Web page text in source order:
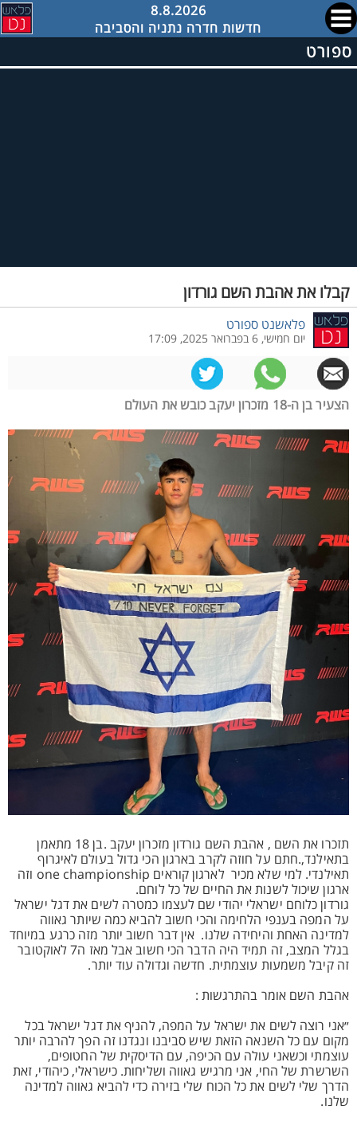
8.8.2026
חדשות חדרה נתניה והסביבה
ספורט
קבלו את אהבת השם גורדון
פלאשנט ספורט
יום חמישי, 6 בפברואר 2025, 17:09
הצעיר בן ה-18 מזכרון יעקב כובש את העולם
תזכרו את השם , אהבת השם גורדון מזכרון יעקב .בן 18 מתאמן
בתאילנד,.חתם על חוזה לקרב בארגון הכי גדול בעולם לאיגרוף
תאילנדי. למי שלא מכיר לארגון קוראים one championship וזה
ארגון שיכול לשנות את החיים של כל לוחם.
גורדון כלוחם ישראלי יהודי שם לעצמו כמטרה לשים את דגל ישראל
על המפה בענפי הלחימה והכי חשוב להביא כמה שיותר גאווה
למדינה האחת והיחידה שלנו. אין דבר חשוב יותר מזה כרגע במיוחד
בגלל המצב, זה תמיד היה הדבר הכי חשוב אבל מאז ה7 לאוקטובר
זה קיבל משמעות עוצמתית. חדשה וגדולה עוד יותר.
אהבת השם אומר בהתרגשות :
״אני רוצה לשים את ישראל על המפה, להניף את דגל ישראל בכל
מקום עם כל השנאה הזאת שיש סביבנו ונגדנו זה הפך להרבה יותר
עוצמתי וכשאני עולה עם הכיפה, עם הדיסקית של החטופים,
השרשרת של החי, אני מרגיש גאווה ושליחות. כישראלי, כיהודי, זאת
הדרך שלי לשים את כל הכוח שלי בזירה כדי להביא גאווה למדינה
שלנו.